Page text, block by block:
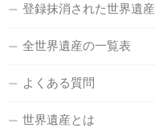
登録抹消された世界遺産
全世界遺産の一覧表
よくある質問
世界遺産とは